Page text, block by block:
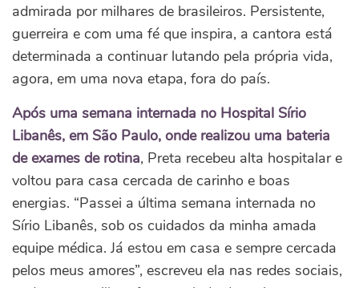
admirada por milhares de brasileiros. Persistente,
guerreira e com uma fé que inspira, a cantora está
determinada a continuar lutando pela própria vida,
agora, em uma nova etapa, fora do país.
Após uma semana internada no Hospital Sírio
Libanês, em São Paulo, onde realizou uma bateria
de exames de rotina, Preta recebeu alta hospitalar e
voltou para casa cercada de carinho e boas
energias. “Passei a última semana internada no
Sírio Libanês, sob os cuidados da minha amada
equipe médica. Já estou em casa e sempre cercada
pelos meus amores”, escreveu ela nas redes sociais,